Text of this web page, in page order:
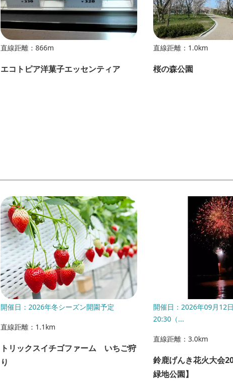
直線距離：866m
エコトピア洋菓子エッセンティア
直線距離：1.0km
桜の森公園
開催日：2026年冬シーズン開園予定
直線距離：1.1km
トリックスイチゴファーム いちご狩
り
開催日：2026年09月12
20:30（...
直線距離：3.0km
鈴鹿げんき花火大会
緑地公園】